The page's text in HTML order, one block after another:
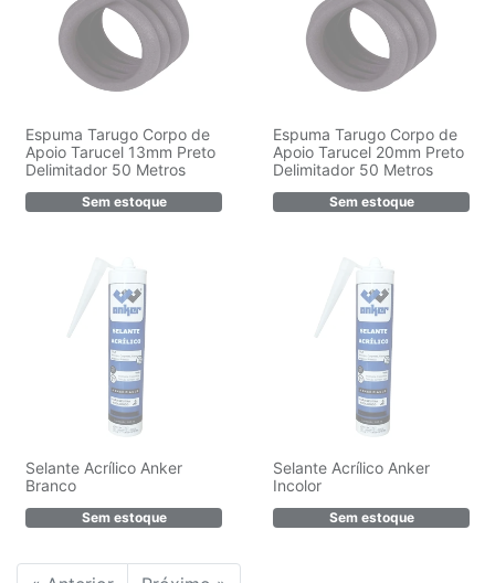
Espuma Tarugo Corpo de
Apoio Tarucel 13mm Preto
Delimitador 50 Metros
Sem estoque
Espuma Tarugo Corpo de
Apoio Tarucel 20mm Preto
Delimitador 50 Metros
Sem estoque
Selante Acrílico Anker
Branco
Sem estoque
Selante Acrílico Anker
Incolor
Sem estoque